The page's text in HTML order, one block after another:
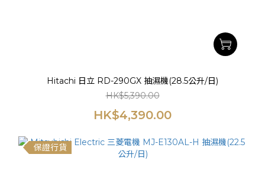
Hitachi 日立 RD-290GX 抽濕機(28.5公升/日)
HK$5,390.00
HK$4,390.00
保證行貨